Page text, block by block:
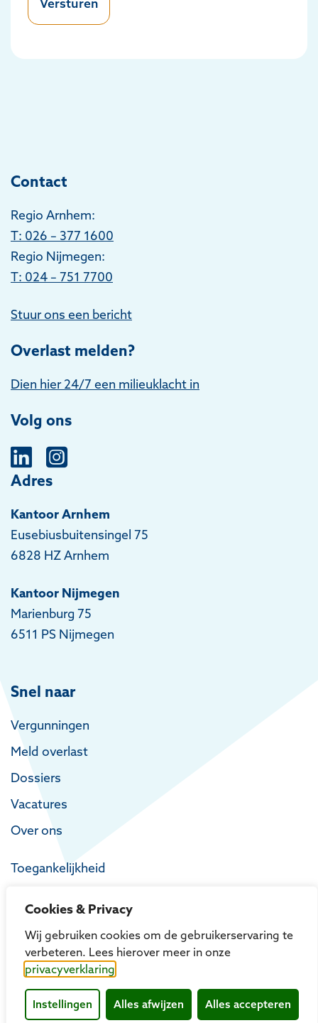
Cookies & Privacy
Wij gebruiken cookies om de gebruikerservaring te
verbeteren. Lees hierover meer in onze
privacyverklaring
Instellingen Alles afwijzen Alles accepteren
Contact
Regio Arnhem:
T: 026 – 377 1600
Regio Nijmegen:
T: 024 – 751 7700
Stuur ons een bericht
Overlast melden?
Dien hier 24/7 een milieuklacht in
Volg ons
Adres
Kantoor Arnhem
Eusebiusbuitensingel 75
6828 HZ Arnhem
Kantoor Nijmegen
Marienburg 75
6511 PS Nijmegen
Snel naar
Vergunningen
Meld overlast
Dossiers
Vacatures
Over ons
Toegankelijkheid